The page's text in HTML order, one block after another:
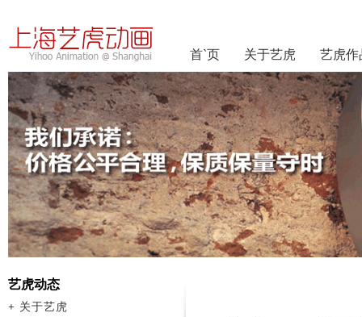
首`页 关于艺虎 艺虎作
艺虎动态
+ 关于艺虎